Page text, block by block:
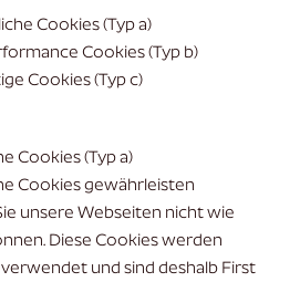
Cookies (Typ a)
Cookies (Typ b)
Cookies (Typ c)
Cookies (Typ a)
Cookies gewährleisten
unsere Webseiten nicht wie
Diese Cookies werden
und sind deshalb First